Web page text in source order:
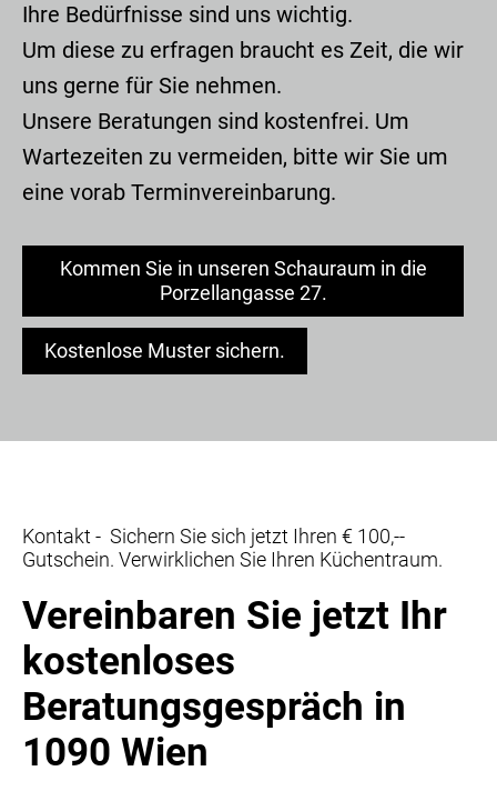
Ihre Bedürfnisse sind uns wichtig.
Um diese zu erfragen braucht es Zeit, die wir
uns gerne für Sie nehmen.
Unsere Beratungen sind kostenfrei. Um
Wartezeiten zu vermeiden, bitte wir Sie um
eine vorab Terminvereinbarung.
Kommen Sie in unseren Schauraum in die
Porzellangasse 27.
Kostenlose Muster sichern.
Kontakt - Sichern Sie sich jetzt Ihren € 100,--
Gutschein. Verwirklichen Sie Ihren Küchentraum.
Vereinbaren Sie jetzt Ihr
kostenloses
Beratungsgespräch in
1090 Wien